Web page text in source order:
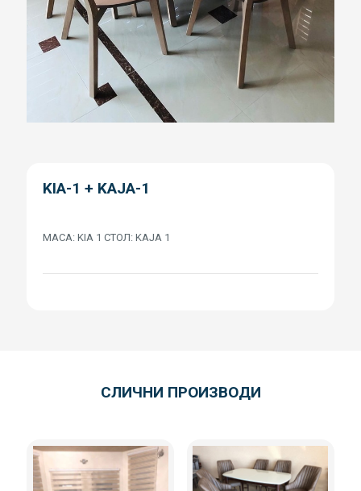
KIA-1 + KAJA-1
МАСА: KIA 1 СТОЛ: KAJA 1
СЛИЧНИ ПРОИЗВОДИ